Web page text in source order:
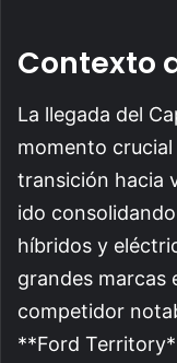
Contexto
La llegada del
momento
transición hacia
ido
híbridos y
grandes marcas
competidor
**Ford